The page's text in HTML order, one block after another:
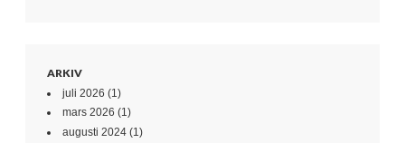
ARKIV
juli 2026 (1)
mars 2026 (1)
augusti 2024 (1)